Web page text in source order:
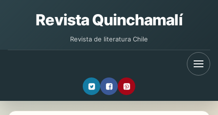
Revista Quinchamalí
Revista de literatura Chile